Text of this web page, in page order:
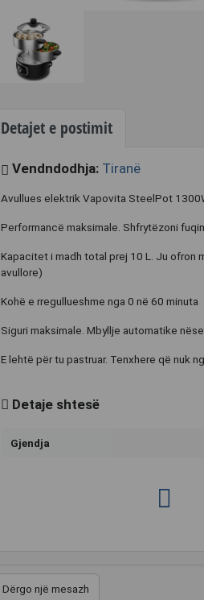
Detajet e postimit
Vendndodhja: Tiranë
Avullues elektrik Vapovita SteelPot
Performancë maksimale. Shfrytëzoni
Kapacitet i madh total prej 10 L. Ju ofron
avullore)
Kohë e rregullueshme nga 0 në 60 minuta
Siguri maksimale. Mbyllje automatike
E lehtë për tu pastruar. Tenxhere që nuk
Detaje shtesë
Gjendja
Dërgo një mesazh